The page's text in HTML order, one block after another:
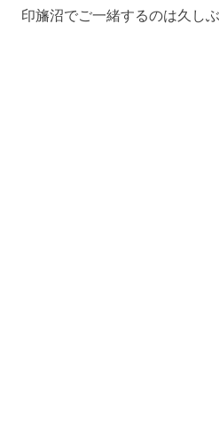
印旛沼でご一緒するのは久しぶ